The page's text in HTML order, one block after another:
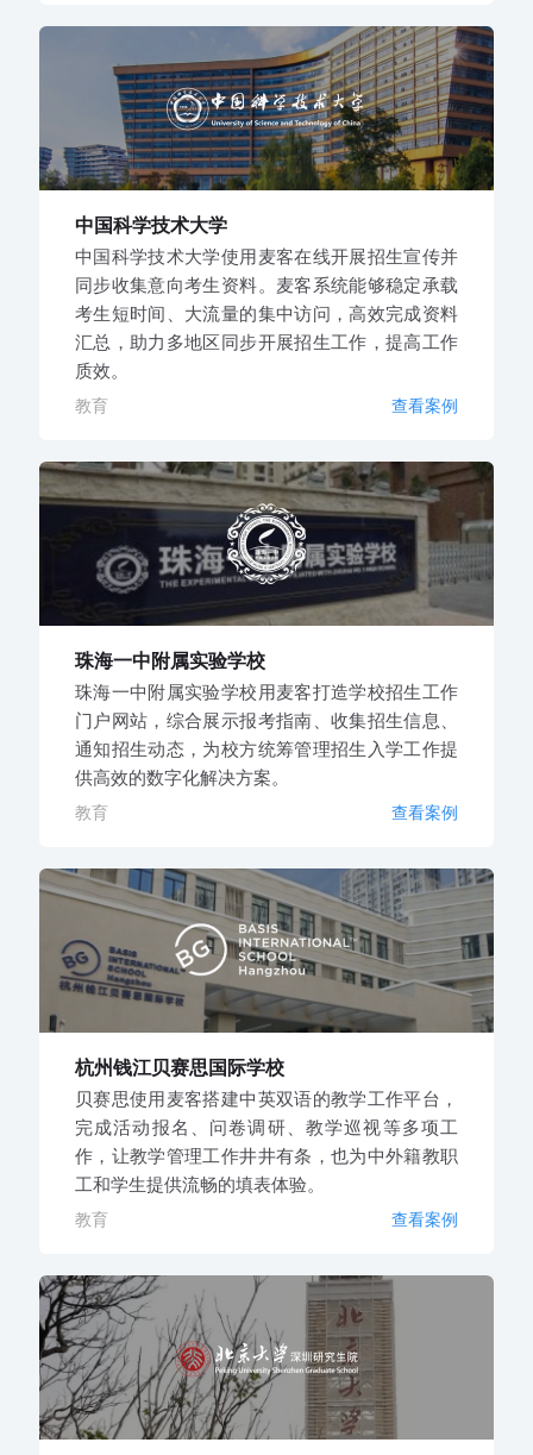
中国科学技术大学
中国科学技术大学使用麦客在线开展招生宣传并
同步收集意向考生资料。麦客系统能够稳定承载
考生短时间、大流量的集中访问，高效完成资料
汇总，助力多地区同步开展招生工作，提高工作
质效。
教育 查看案例
珠海一中附属实验学校
珠海一中附属实验学校用麦客打造学校招生工作
门户网站，综合展示报考指南、收集招生信息、
通知招生动态，为校方统筹管理招生入学工作提
供高效的数字化解决方案。
教育 查看案例
杭州钱江贝赛思国际学校
贝赛思使用麦客搭建中英双语的教学工作平台，
完成活动报名、问卷调研、教学巡视等多项工
作，让教学管理工作井井有条，也为中外籍教职
工和学生提供流畅的填表体验。
教育 查看案例